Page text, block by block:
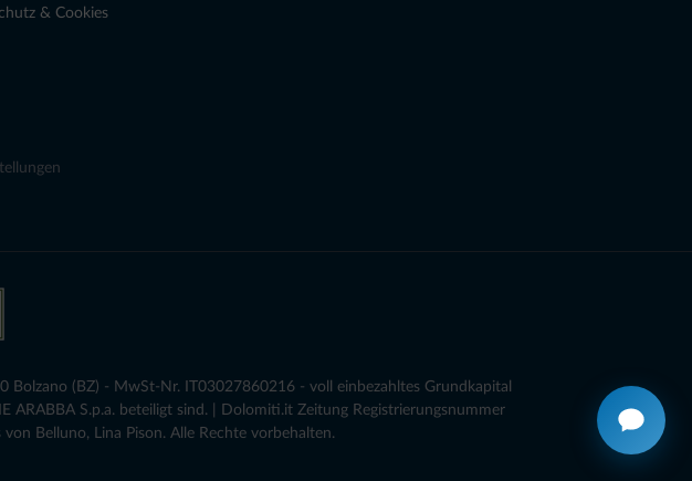
& Cookies
(BZ) - MwSt-Nr. IT03027860216 - voll einbezahltes Grundkapital
ARABBA S.p.a. beteiligt sind. | Dolomiti.it Zeitung Registrierungsnummer
Belluno, Lina Pison. Alle Rechte vorbehalten.